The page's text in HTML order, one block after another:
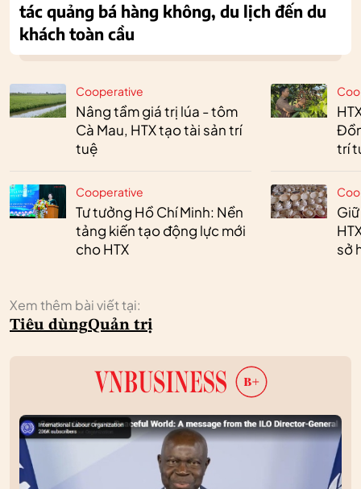
Cooperative
Nâng tầm giá trị lúa - tôm
Cà Mau, HTX tạo tài sản trí
tuệ
Cooperative
Tư tưởng Hồ Chí Minh: Nền
tảng kiến tạo động lực mới
cho HTX
trí
sở
Xem thêm bài viết tại:
Tiêu dùngQuản trị
tác quảng bá hàng không, du lịch đến du
khách toàn cầu